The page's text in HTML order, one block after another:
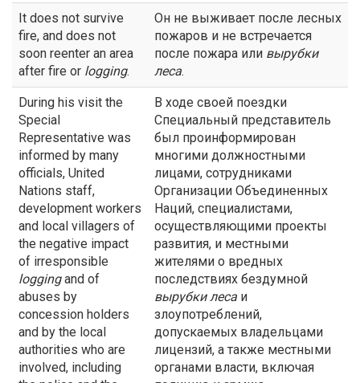
It does not survive
fire, and does not
soon reenter an area
after fire or logging.
Он не выживает после лесных
пожаров и не встречается
после пожара или вырубки
леса.
During his visit the
Special
Representative was
informed by many
officials, United
Nations staff,
development workers
and local villagers of
the negative impact
of irresponsible
loggingand of
abuses by
concession holders
and by the local
authorities who are
involved, including
В ходе своей поездки
Специальный представитель
был проинформирован
многими должностными
лицами, сотрудниками
Организации Объединенных
Наций, специалистами,
осуществляющими проекты
развития, и местными
жителями о вредных
последствиях бездумной
вырубки леса и
злоупотреблений,
допускаемых владельцами
лицензий, а также местными
органами власти, включая